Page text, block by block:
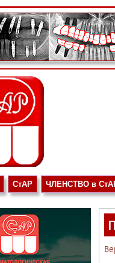
СтАР ЧЛЕНСТВО в